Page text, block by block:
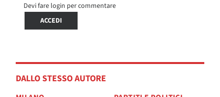
Devi fare login per commentare
ACCEDI
DALLO STESSO AUTORE